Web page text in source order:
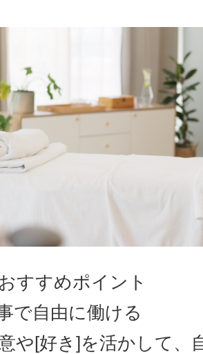
すすめポイント
で自由に働ける
や[好き]を活かして、